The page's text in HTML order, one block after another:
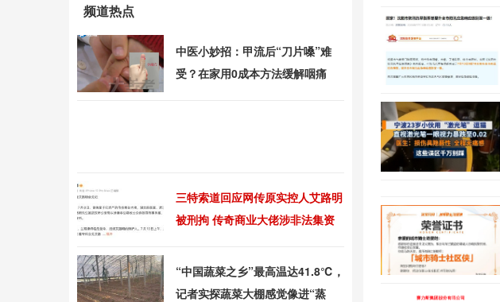
频道热点
中医小妙招：甲流后“刀片嗓”难
受？在家用0成本方法缓解咽痛
三特索道回应网传原实控人艾路明
被刑拘 传奇商业大佬涉非法集资
“中国蔬菜之乡”最高温达41.8℃，
记者实探蔬菜大棚感觉像进“蒸